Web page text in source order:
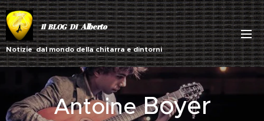
Il BLOG DIAlberto
Notizie dal mondo della chitarra e dintorni
AntoineBoyer